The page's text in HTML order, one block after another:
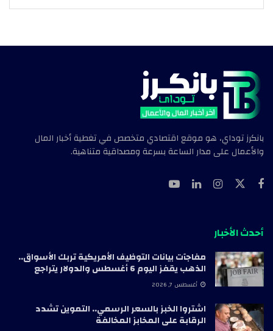
بانكرز توداي، هو موقع اقتصادي متخصص في تغطية أخبار المال
والأعمال على مدار الساعة بسرعة ومصداقية متناهية.
أحدث الأخبار
مفاجآت بيانات التوظيف الأمريكية تربك الأسواق..
الذهب يقفز اليوم 6 أغسطس والدولار يتراجع
أغسطس 7, 2026
اشتروا الخبز بالسعر الرسمي.. التموين تشدد
الرقابة على المخابز المخالفة